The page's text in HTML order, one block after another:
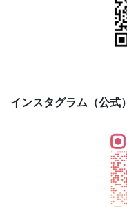
インスタグラム（公式）